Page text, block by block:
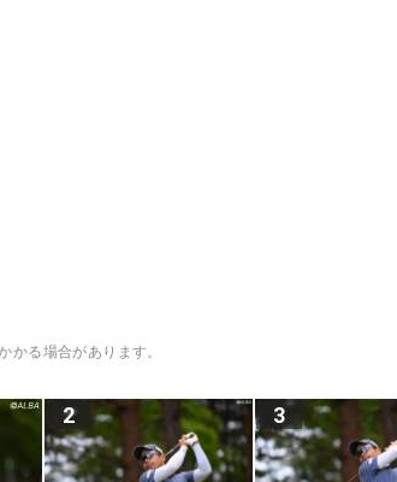
かる場合があります。
2 3